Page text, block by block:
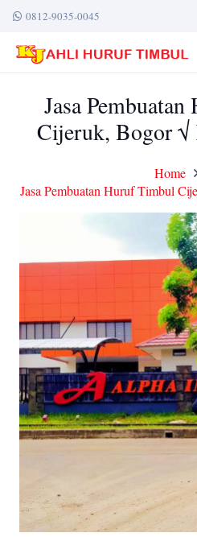
0812-9035-0045
Jasa
Cijeruk, Bogor √
Home
Jasa Pembuatan Huruf Timbul